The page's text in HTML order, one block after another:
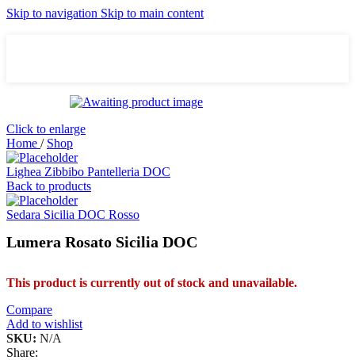
Skip to navigation Skip to main content
Click to enlarge
Home / Shop
Lighea Zibbibo Pantelleria DOC
Back to products
Sedara Sicilia DOC Rosso
Lumera Rosato Sicilia DOC
This product is currently out of stock and unavailable.
Compare
Add to wishlist
SKU: N/A
Share: